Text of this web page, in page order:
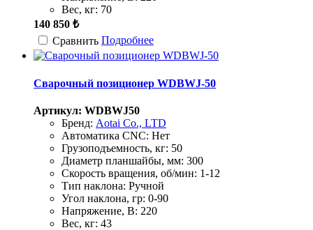
Вес, кг: 70
140 850 ₺
Сравнить Подробнее
Сварочный позиционер WDBWJ-50
Артикул: WDBWJ50
Бренд: Aotai Co., LTD
Автоматика CNC: Нет
Грузоподъемность, кг: 50
Диаметр планшайбы, мм: 300
Скорость вращения, об/мин: 1-12
Тип наклона: Ручной
Угол наклона, гр: 0-90
Напряжение, В: 220
Вес, кг: 43